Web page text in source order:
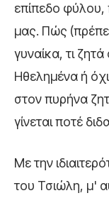
επίπεδο φύλου,
μας. Πώς
γυναίκα, τι
Ηθελημένα ή
στον πυρήνα
γίνεται ποτέ
Με την
του Τσιώλη, μ'